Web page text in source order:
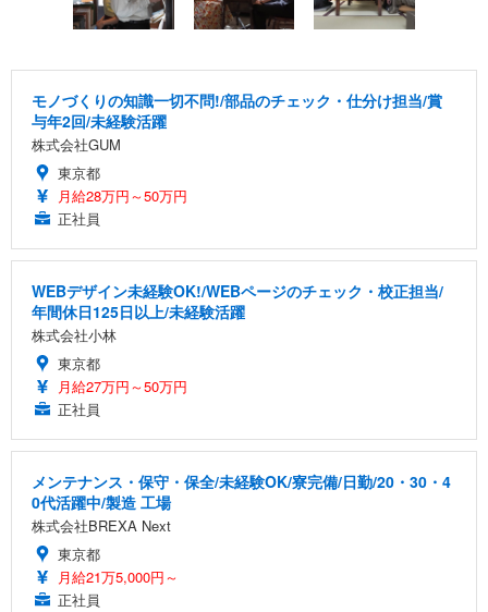
モノづくりの知識一切不問!/部品のチェック・仕分け担当/賞
与年2回/未経験活躍
株式会社GUM
東京都
月給28万円～50万円
正社員
WEBデザイン未経験OK!/WEBページのチェック・校正担当/
年間休日125日以上/未経験活躍
株式会社小林
東京都
月給27万円～50万円
正社員
メンテナンス・保守・保全/未経験OK/寮完備/日勤/20・30・4
0代活躍中/製造 工場
株式会社BREXA Next
東京都
月給21万5,000円～
正社員